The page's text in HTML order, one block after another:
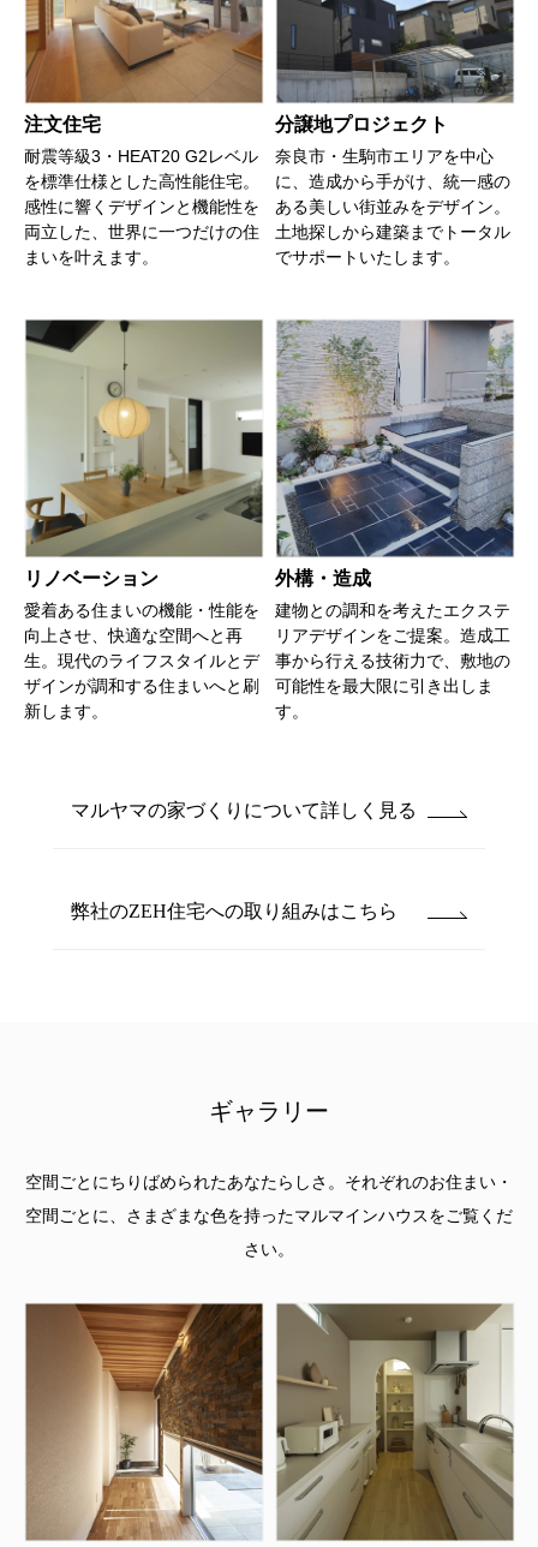
注文住宅
耐震等級3・HEAT20 G2レベル
を標準仕様とした高性能住宅。
感性に響くデザインと機能性を
両立した、世界に一つだけの住
まいを叶えます。
分譲地プロジェクト
奈良市・生駒市エリアを中心
に、造成から手がけ、統一感の
ある美しい街並みをデザイン。
土地探しから建築までトータル
でサポートいたします。
リノベーション
愛着ある住まいの機能・性能を
向上させ、快適な空間へと再
生。現代のライフスタイルとデ
ザインが調和する住まいへと刷
新します。
外構・造成
建物との調和を考えたエクステ
リアデザインをご提案。造成工
事から行える技術力で、敷地の
可能性を最大限に引き出しま
す。
マルヤマの家づくりについて詳しく見る
弊社のZEH住宅への取り組みはこちら
ギャラリー
空間ごとにちりばめられたあなたらしさ。 それぞれのお住まい・
空間ごとに、さまざまな色を持ったマルマインハウスをご覧くだ
さい。